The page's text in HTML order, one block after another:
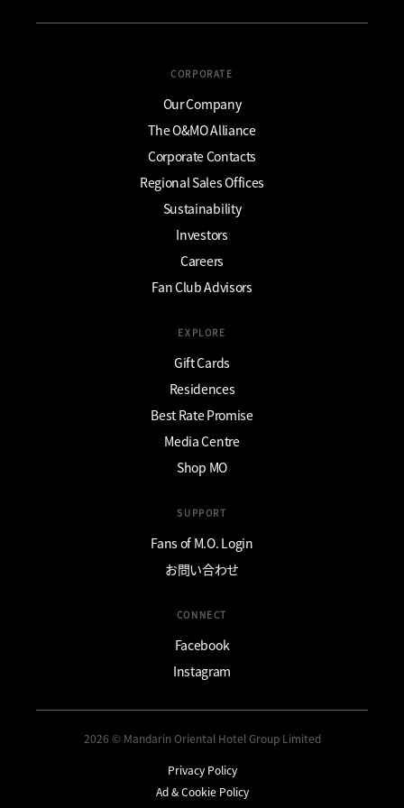
CORPORATE
Our Company
The O&MO Alliance
Corporate Contacts
Regional Sales Offices
Sustainability
Investors
Careers
Fan Club Advisors
EXPLORE
Gift Cards
Residences
Best Rate Promise
Media Centre
Shop MO
SUPPORT
Fans of M.O. Login
お問い合わせ
CONNECT
Facebook
Instagram
2026 © Mandarin Oriental Hotel Group Limited
Privacy Policy
Ad & Cookie Policy